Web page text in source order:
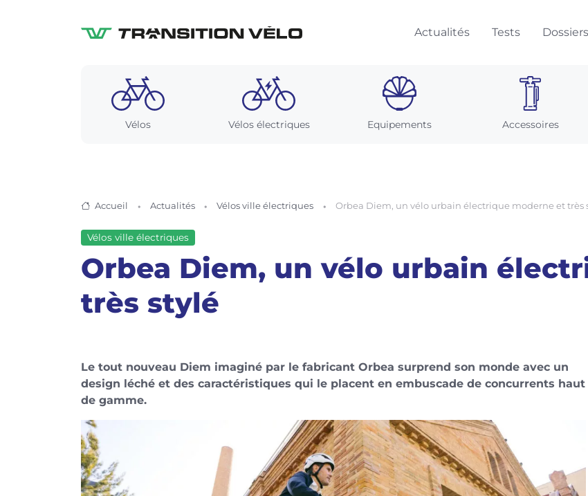
Actualités Tests Dossiers
Vélos Vélos électriques Equipements Accessoires
Accueil Actualités Vélos ville électriques Orbea Diem, un vélo urbain électrique moderne et très
Vélos ville électriques
Orbea Diem, un vélo urbain
très stylé
Le tout nouveau Diem imaginé par le fabricant Orbea surprend son monde avec un
design léché et des caractéristiques qui le placent en embuscade de concurrents haut
de gamme.